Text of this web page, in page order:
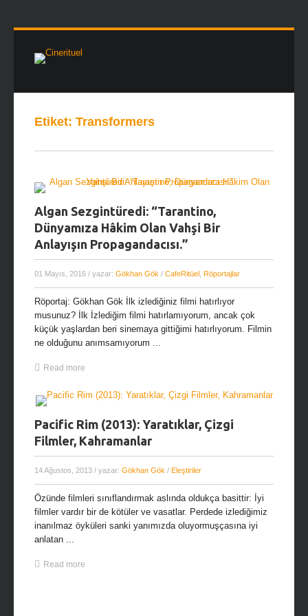
Etiket: Transformers
Algan Sezgintüredi: “Tarantino,
Dünyamıza Hâkim Olan Vahşi Bir
Anlayışın Propagandacısı.”
01 Mayıs, 2016 / yazar: Gökhan Gök / CafeRitüel Röportajlar
Röportaj: Gökhan Gök İlk izlediğiniz filmi hatırlıyor
musunuz? İlk İzlediğim filmi hatırlamıyorum, ancak çok
küçük yaşlardan beri sinemaya gittiğimi hatırlıyorum. Filmin
ne olduğunu anımsamıyorum ...
Read more
Pacific Rim (2013): Yaratıklar, Çizgi
Filmler, Kahramanlar
14 Ağustos, 2013 / yazar: Gökhan Gök / Eleştiriler
Özünde filmleri sınıflandırmak aslında oldukça basittir: İyi
filmler vardır bir de kötüler ve vasatlar. Perdede izlediğimiz
inanılmaz öyküleri sanki yanımızda oluyormuşçasına iyi
anlatan ...
Read more